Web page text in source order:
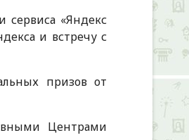
сервиса «Яндекс
и встречу с
призов от
Центрами